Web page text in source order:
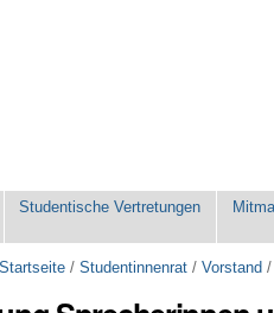
Studentische Vertretungen
Startseite /Studentinnenrat /Vorstand